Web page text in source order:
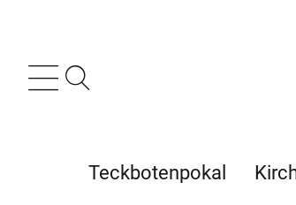
Teckbotenpokal